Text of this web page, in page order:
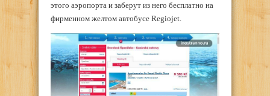
этого аэропорта и заберут из него бесплатно на
фирменном желтом автобусе Regiojet.